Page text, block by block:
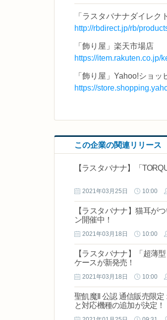
「ラスタバナナダイレク
http://rbdirect.jp/rb/
「飾り屋」楽天市場店
https://item.rakuten.co.jp/
「飾り屋」Yahoo!ショッ
https://
この企業の関連リリース
【ラスタバナナ】「
2021年03月25日 10:00
【ラスタバナナ】猫耳が
ン開催中！
2021年03月18日 10:00
【ラスタバナナ】「超薄
ケースが新発売！
2021年03月18日 10:00
聖飢魔II 公認 通信販売限
と対応機種の追加が決定！